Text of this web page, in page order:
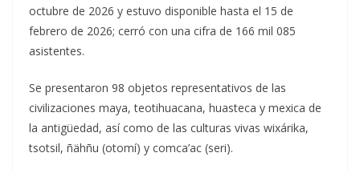
octubre de 2026 y estuvo disponible hasta el 15 de
febrero de 2026; cerró con una cifra de 166 mil 085
asistentes.
Se presentaron 98 objetos representativos de las
civilizaciones maya, teotihuacana, huasteca y mexica de
la antigüedad, así como de las culturas vivas wixárika,
tsotsil, ñähñu (otomí) y comca’ac (seri).